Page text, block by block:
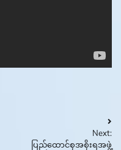
Next:
ပြည်ထောင်စုအစိုးရအဖွဲ့